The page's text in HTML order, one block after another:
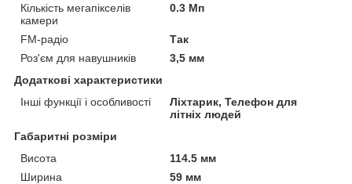
Кількість мегапікселів
камери
0.3 Мп
FM-радіо
Так
Роз'єм для навушників
3,5 мм
Додаткові характеристики
Інші функції і особливості
Ліхтарик, Телефон для
літніх людей
Габаритні розміри
Висота
114.5 мм
Ширина
59 мм